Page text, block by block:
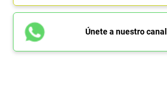
Únete a nuestro